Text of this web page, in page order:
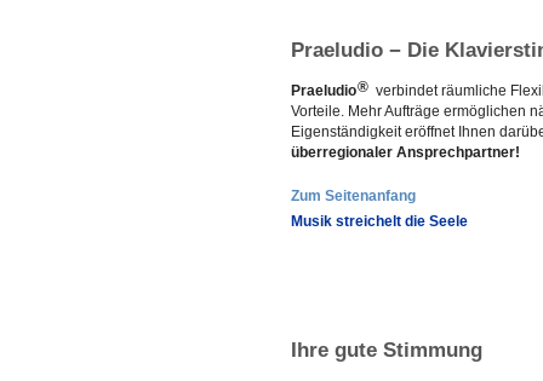
Praeludio− Die
Praeludio® verbindet räumliche
Vorteile. Mehr Aufträge ermöglichen
Eigenständigkeit eröffnet Ihnen
überregionaler Ansprechpartner!
Zum Seitenanfang
Musik streichelt die Seele
Ihre gute Stimmung